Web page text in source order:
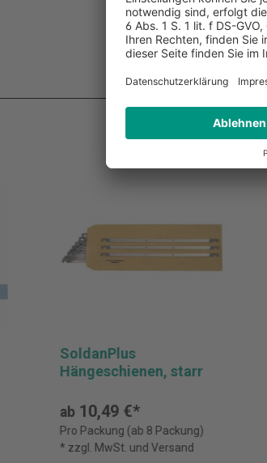
SoldanPlus
Hängeschienen, starr
ab 10,49 €*
Pro Packung (ab 8 Packung)
* zzgl. MwSt. und Versand